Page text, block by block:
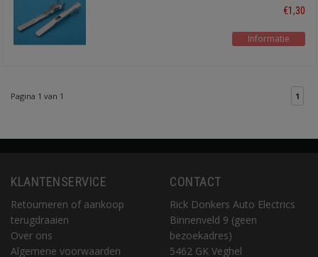
€1,30
Informatie
Pagina 1 van 1 1
KLANTENSERVICE
Retourneren of aankoop
terugdraaien
Over ons
Algemene voorwaarden
CONTACT
Rick Donkers Auto Electrics
Binnenveld 9 (geen
bezoekadres)
5462 GK Veghel